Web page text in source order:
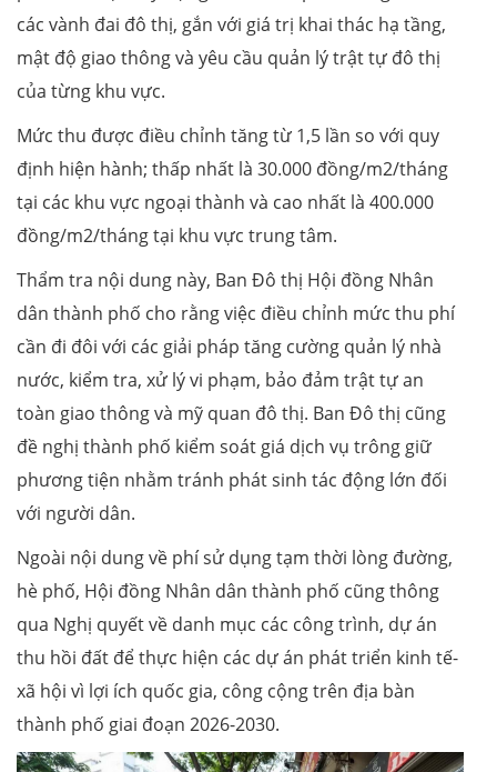
các vành đai đô thị, gắn với giá trị khai thác hạ tầng,
mật độ giao thông và yêu cầu quản lý trật tự đô thị
của từng khu vực.
Mức thu được điều chỉnh tăng từ 1,5 lần so với quy
định hiện hành; thấp nhất là 30.000 đồng/m2/tháng
tại các khu vực ngoại thành và cao nhất là 400.000
đồng/m2/tháng tại khu vực trung tâm.
Thẩm tra nội dung này, Ban Đô thị Hội đồng Nhân
dân thành phố cho rằng việc điều chỉnh mức thu phí
cần đi đôi với các giải pháp tăng cường quản lý nhà
nước, kiểm tra, xử lý vi phạm, bảo đảm trật tự an
toàn giao thông và mỹ quan đô thị. Ban Đô thị cũng
đề nghị thành phố kiểm soát giá dịch vụ trông giữ
phương tiện nhằm tránh phát sinh tác động lớn đối
với người dân.
Ngoài nội dung về phí sử dụng tạm thời lòng đường,
hè phố, Hội đồng Nhân dân thành phố cũng thông
qua Nghị quyết về danh mục các công trình, dự án
thu hồi đất để thực hiện các dự án phát triển kinh tế-
xã hội vì lợi ích quốc gia, công cộng trên địa bàn
thành phố giai đoạn 2026-2030.